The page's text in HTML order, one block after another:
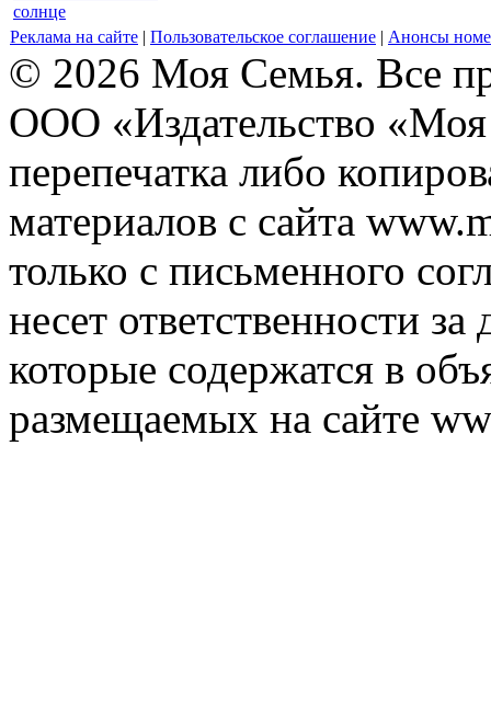
солнце
Реклама на сайте | Пользовательское соглашение | Анонсы
© 2026 Моя Семья. Все
ООО «Издательство
перепечатка либо
материалов с сайта
только с письменного
несет ответственности
которые содержатся в
размещаемых на сайте